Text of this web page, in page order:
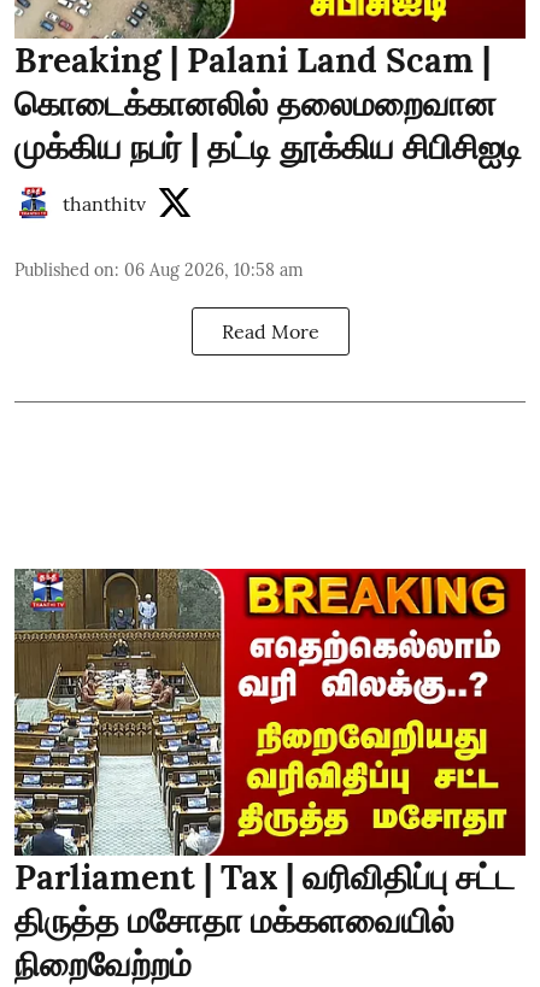
Breaking | Palani Land Scam |
கொடைக்கானலில் தலைமறைவான
முக்கிய நபர் | தட்டி தூக்கிய சிபிசிஐடி
thanthitv
Published on: 06 Aug 2026, 10:58 am
Read More
Parliament | Tax | வரிவிதிப்பு சட்ட
திருத்த மசோதா மக்களவையில்
நிறைவேற்றம்